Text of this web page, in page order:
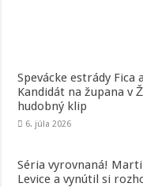
Spevácke estrády
Kandidát na župana v
hudobný klip
6. júla 2026
Séria vyrovnaná!
Levice a vynútil si